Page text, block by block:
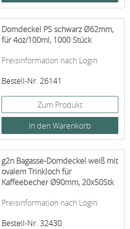
Domdeckel PS schwarz Ø62mm,
für 4oz/100ml, 1000 Stück
Preisinformation nach Login
Bestell-Nr. 26141
Zum Produkt
g2n Bagasse-Domdeckel weiß mit
ovalem Trinkloch für
Kaffeebecher Ø90mm, 20x50Stk
Preisinformation nach Login
Bestell-Nr. 32430